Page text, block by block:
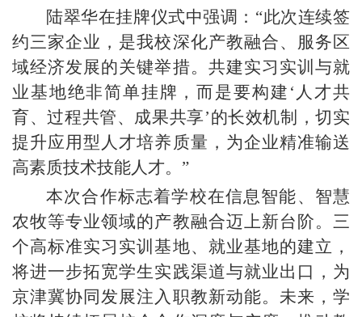
陆翠华在挂牌仪式中强调：“此次连续签
约三家企业，是我校深化产教融合、服务区
域经济发展的关键举措。共建实习实训与就
业基地绝非简单挂牌，而是要构建‘人才共
育、过程共管、成果共享’的长效机制，切实
提升应用型人才培养质量，为企业精准输送
高素质技术技能人才。”
本次合作标志着学校在信息智能、智慧
农牧等专业领域的产教融合迈上新台阶。三
个高标准实习实训基地、就业基地的建立，
将进一步拓宽学生实践渠道与就业出口，为
京津冀协同发展注入职教新动能。未来，学